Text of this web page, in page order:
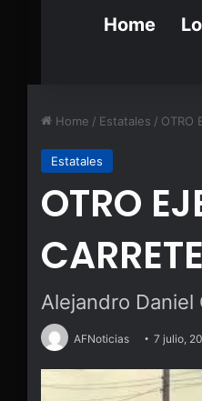
Home
Home / Estatales / OTRO
Estatales
OTRO
Alejandro Daniel
AFNoticias 7 julio,